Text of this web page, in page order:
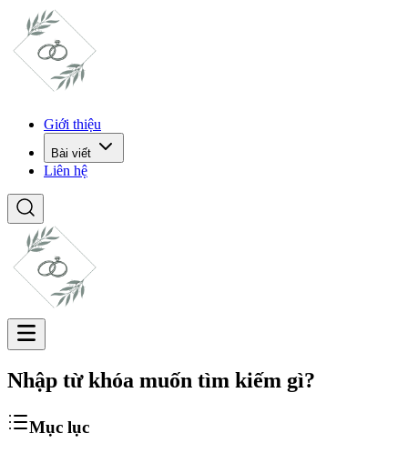
Giới thiệu
Bài viết
Liên hệ
Nhập từ khóa muốn tìm kiếm gì?
Mục lục